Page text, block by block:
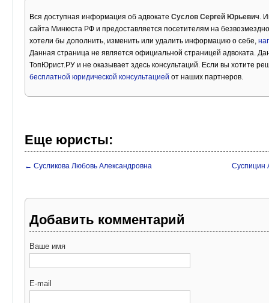
Вся доступная информация об адвокате Суслов Сергей Юрьевич.
сайта Минюста РФ и предоставляется посетителям на
хотели бы дополнить, изменить или удалить информацию о себе,
Данная страница не является официальной страницей адвоката.
ТопЮрист.РУ и не оказывает здесь консультаций. Если вы хотите
бесплатной юридической консультацией от наших партнеров.
Еще юристы:
← Сусликова Любовь Александровна Суспицин
Добавить комментарий
Ваше имя
E-mail